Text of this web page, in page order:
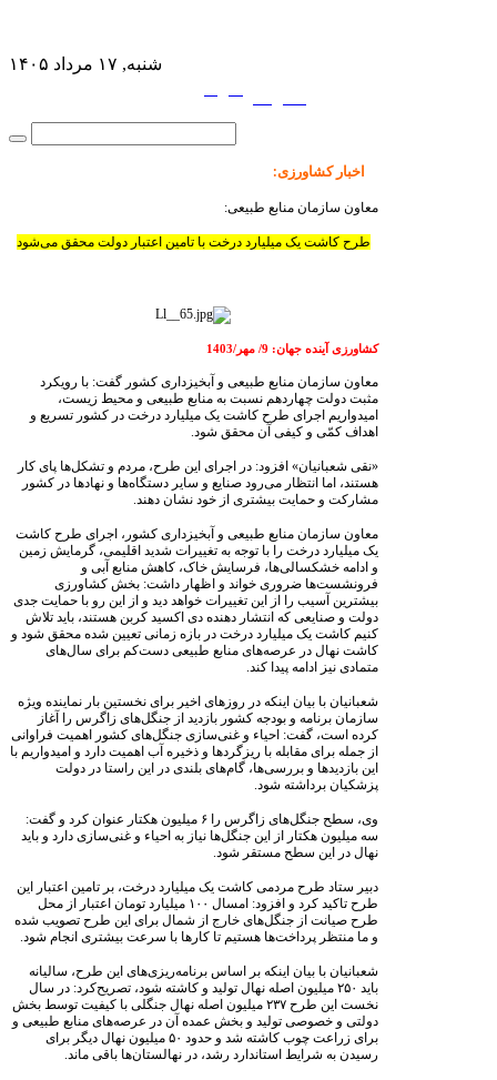
شنبه, ۱۷ مرداد ۱۴۰۵
اخبار کشاورزی:
معاون سازمان منابع طبیعی:
طرح کاشت یک میلیارد درخت با تامین اعتبار دولت محقق می‌شود
کشاورزی آینده جهان: 9/ مهر/1403
معاون سازمان منابع طبیعی و آبخیزداری کشور گفت: با رویکرد
مثبت دولت چهاردهم نسبت به منابع طبیعی و محیط زیست،
امیدواریم اجرای طرح کاشت یک میلیارد درخت در کشور تسریع و
اهداف کمّی و کیفی آن محقق شود.
«نقی شعبانیان» افزود: در اجرای این طرح، مردم و تشکل‌ها پای کار
هستند، اما انتظار می‌رود صنایع و سایر دستگاه‌ها و نهادها در کشور
مشارکت و حمایت بیشتری از خود نشان دهند.
معاون سازمان منابع طبیعی و آبخیزداری کشور، اجرای طرح کاشت
یک میلیارد درخت را با توجه به تغییرات شدید اقلیمی، گرمایش زمین
و ادامه خشکسالی‌ها، فرسایش خاک، کاهش منابع آبی و
فرونشست‌ها ضروری خواند و اظهار داشت: بخش کشاورزی
بیشترین آسیب را از این تغییرات خواهد دید و از این رو با حمایت جدی
دولت و صنایعی که انتشار دهنده دی اکسید کربن هستند، باید تلاش
کنیم کاشت یک میلیارد درخت در بازه زمانی تعیین شده محقق شود و
کاشت نهال در عرصه‌های منابع طبیعی دست‌کم برای سال‌های
متمادی نیز ادامه پیدا کند.
شعبانیان با بیان اینکه در روزهای اخیر برای نخستین بار نماینده ویژه
سازمان برنامه و بودجه کشور بازدید از جنگل‌های زاگرس را آغاز
کرده است، گفت: احیاء و غنی‌سازی جنگل‌های کشور اهمیت فراوانی
از جمله برای مقابله با ریزگردها و ذخیره آب اهمیت دارد و امیدواریم با
این بازدیدها و بررسی‌ها، گام‌های بلندی در این راستا در دولت
پزشکیان برداشته شود.
وی، سطح جنگل‌های زاگرس را ۶ میلیون هکتار عنوان کرد و گفت:
سه میلیون هکتار از این جنگل‌ها نیاز به احیاء و غنی‌سازی دارد و باید
نهال در این سطح مستقر شود.
دبیر ستاد طرح مردمی کاشت یک میلیارد درخت، بر تامین اعتبار این
طرح تاکید کرد و افزود: امسال ۱۰۰ میلیارد تومان اعتبار از محل
طرح صیانت از جنگل‌های خارج از شمال برای این طرح تصویب شده
و ما منتظر پرداخت‌ها هستیم تا کارها با سرعت بیشتری انجام شود.
شعبانیان با بیان اینکه بر اساس برنامه‌ریزی‌های این طرح، سالیانه
باید ۲۵۰ میلیون اصله نهال تولید و کاشته شود، تصریح‌کرد: در سال
نخست این طرح ۲۳۷ میلیون اصله نهال جنگلی با کیفیت توسط بخش
دولتی و خصوصی تولید و بخش عمده آن در عرصه‌های منابع طبیعی و
برای زراعت چوب کاشته شد و حدود ۵۰ میلیون نهال دیگر برای
رسیدن به شرایط استاندارد رشد، در نهالستان‌ها باقی ماند.